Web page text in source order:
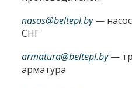
nasos@beltepl.by—
СНГ
armatura@beltepl.by—
арматура